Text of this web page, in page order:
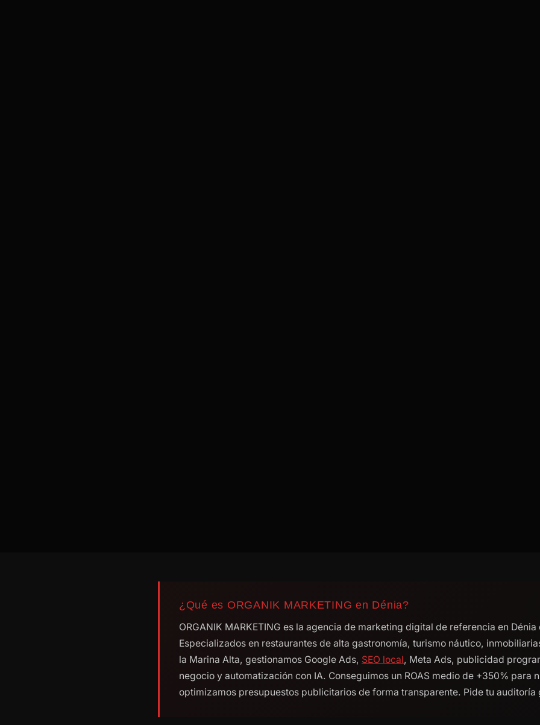
¿Qué es ORGANIK MARKETING en Dénia?
ORGANIK MARKETING es la agencia de marketing digital de referencia en Dénia
Especializados en restaurantes de alta gastronomía, turismo náutico,
la Marina Alta, gestionamos Google Ads, SEO local, Meta Ads, publicidad
negocio y automatización con IA. Conseguimos un ROAS medio de +350% para
optimizamos presupuestos publicitarios de forma transparente. Pide tu auditoría